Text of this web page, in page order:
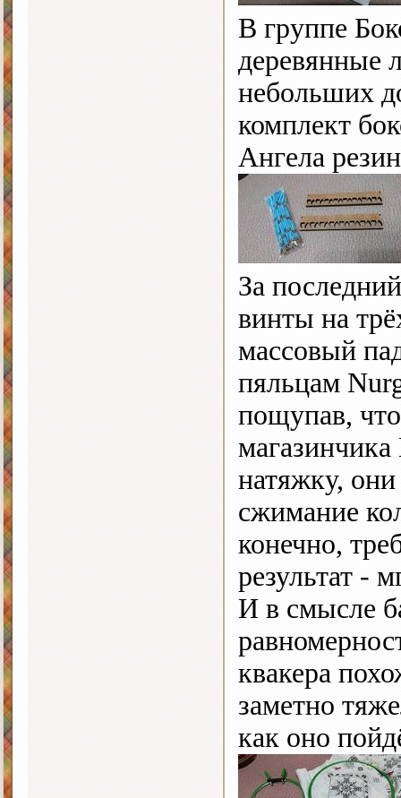
В группе
деревянные
небольших
комплект
Ангела
За
винты на
массовый
пяльцам
пощупав,
натяжку,
сжимание
конечно,
результат -
И в смысле
квакера
заметно
как оно